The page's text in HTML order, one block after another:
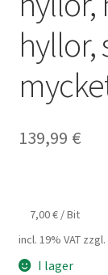
hyllor,
139,99 €
7,00€ /Bit
incl. 19% VAT zzgl.
I lager